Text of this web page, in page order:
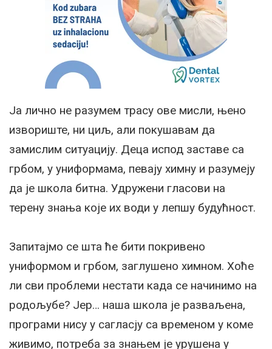
Ја лично не разумем трасу ове мисли, њено
извориште, ни циљ, али покушавам да
замислим ситуацију. Деца испод заставе са
грбом, у униформама, певају химну и разумеју
да је школа битна. Удружени гласови на
терену знања које их води у лепшу будућност.
Запитајмо се шта ће бити покривено
униформом и грбом, заглушено химном. Хоће
ли сви проблеми нестати када се начинимо на
родољубе? Јер… наша школа је разваљена,
програми нису у сагласју са временом у коме
живимо, потреба за знањем је урушена у